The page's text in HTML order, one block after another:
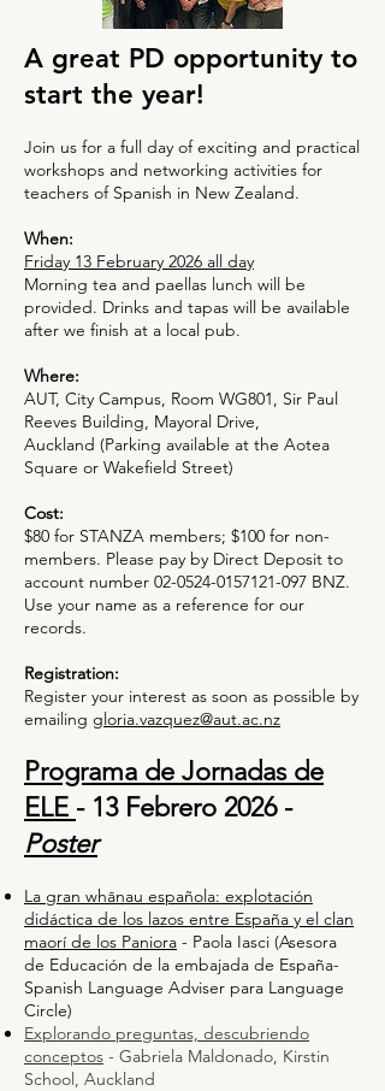
A great PD opportunity to
start the year!
Join us for a full day of exciting and practical
workshops and networking activities for
teachers of Spanish in New Zealand.
When:
Friday 13 February 2026 all day
Morning tea and paellas lunch will be
provided. Drinks and tapas will be available
after we finish at a local pub.
Where:
AUT, City Campus, Room WG801, Sir Paul
Reeves Building, Mayoral Drive,
Auckland (Parking available at the Aotea
Square or Wakefield Street)
Cost:
$80 for STANZA members; $100 for non-
members. Please pay by Direct Deposit to
account number 02-0524-0157121-097 BNZ.
Use your name as a reference for our
records.
Registration:
Register your interest as soon as possible by
emailing gloria.vazquez@aut.ac.nz
Programa de Jornadas de
ELE - 13 Febrero 2026 -
Poster
La gran whānau española: explotación
didáctica de los lazos entre España y el clan
maorí de los Paniora - Paola Iasci (Asesora
de Educación de la embajada de España-
Spanish Language Adviser para Language
Circle)
Explorando preguntas, descubriendo
conceptos - Gabriela Maldonado, Kirstin
School, Auckland